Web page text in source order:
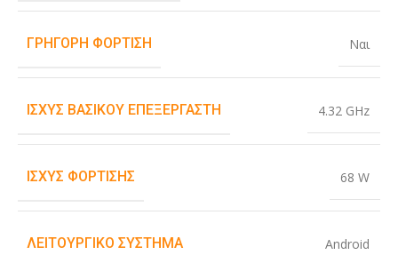
ΓΡΉΓΟΡΗ ΦΌΡΤΙΣΗ Ναι
ΙΣΧΎΣ ΒΑΣΙΚΟΎ ΕΠΕΞΕΡΓΑΣΤΉ 4.32 GHz
ΙΣΧΎΣ ΦΌΡΤΙΣΗΣ 68 W
ΛΕΙΤΟΥΡΓΙΚΌ ΣΎΣΤΗΜΑ Android